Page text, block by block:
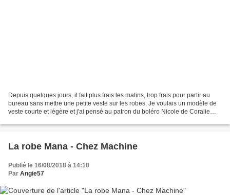
Depuis quelques jours, il fait plus frais les matins, trop frais pour partir au
bureau sans mettre une petite veste sur les robes. Je voulais un modèle de
veste courte et légère et j'ai pensé au patron du boléro Nicole de Coralie
La robe Mana - Chez Machine
Publié le 16/08/2018 à 14:10
Par Angie57